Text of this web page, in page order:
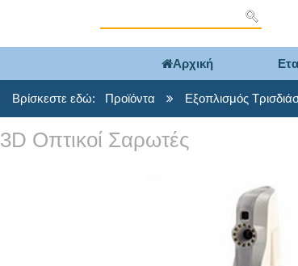
Αρχική
Βρίσκεστε εδώ: Προϊόντα Εξοπλισμός
3D Οπτικοί Σαρωτές